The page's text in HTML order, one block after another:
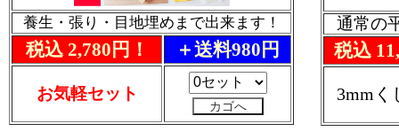
通常の
税込
3mmく
養生・張り・目地埋めまで出来ます！
税込 2,780円！ ＋送料980円
お気軽セット